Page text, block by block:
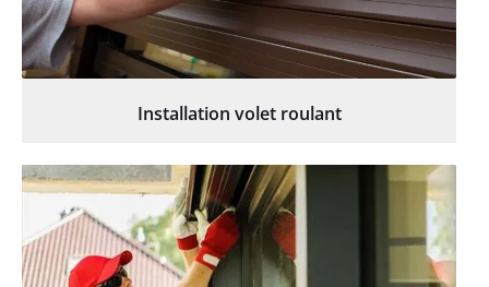
Installation volet roulant